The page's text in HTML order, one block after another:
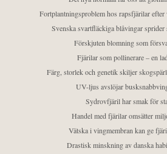
Fortplantningsproblem hos rapsfjärilar efter
Svenska svartfläckiga blåvingar
Förskjuten blomning som
Fjärilar som pollinerare – en
Färg, storlek och genetik skiljer
UV-ljus avslöjar
Sydrovfjäril har smak för
Handel med fjärilar omsätter
Vätska i vingmembran kan ge
Drastisk minskning av danska